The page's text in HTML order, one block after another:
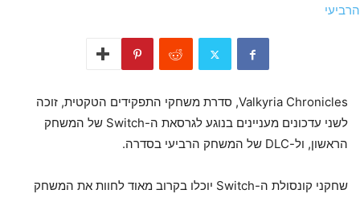
Valkyria Chronicles, סדרת משחקי התפקידים הטקטית, זוכה
לשני עדכונים מעניינים בנוגע לגרסאת ה-Switch של המשחק
הראשון, ול-DLC של המשחק הרביעי בסדרה.
שחקני קונסולת ה-Switch יוכלו בקרוב מאוד לחוות את המשחק